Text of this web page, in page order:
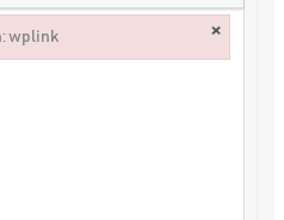
wplink ×